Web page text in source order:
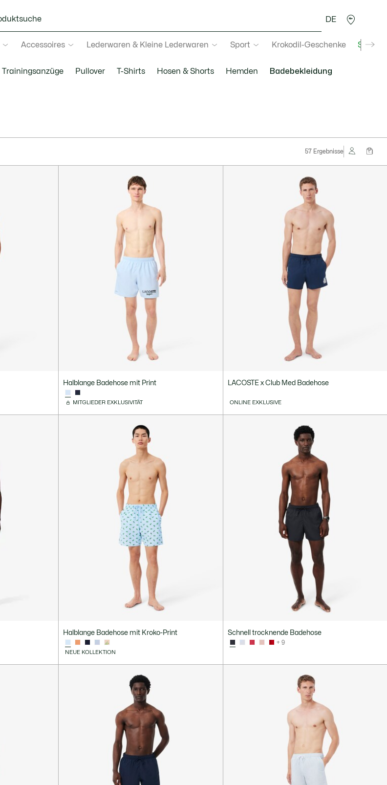
Accessoires Lederwaren & Kleine Lederwaren Sport Krokodil-Geschenke
DE
Trainingsanzüge Pullover T-Shirts Hosen & Shorts Hemden
Badebekleidung
57 Ergebnisse
Halblange Badehose mit Print
MITGLIEDER EXKLUSIVITÄT
LACOSTE x Club Med Badehose
ONLINE EXKLUSIVE
Halblange Badehose mit Kroko-Print
NEUE KOLLEKTION
Schnell trocknende Badehose
+ 9